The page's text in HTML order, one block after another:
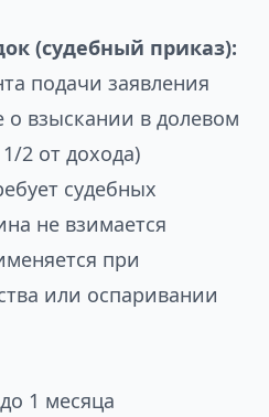
(судебный приказ):
подачи заявления
о взыскании в долевом
2 от дохода)
судебных
не взимается
при
или оспаривании
1 месяца